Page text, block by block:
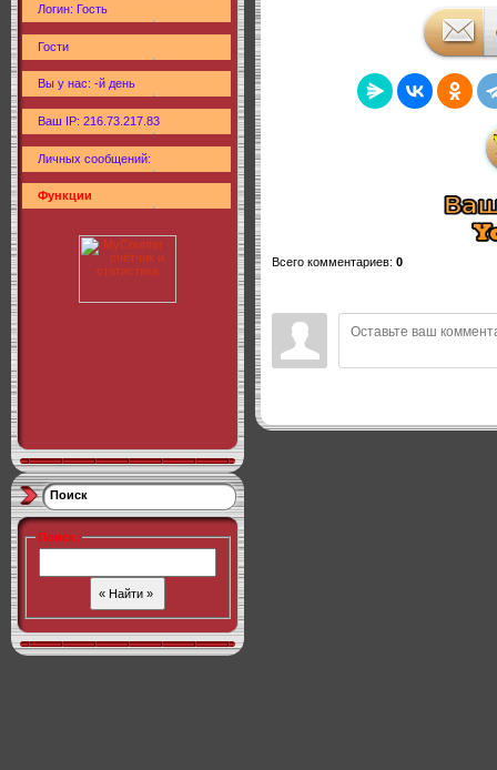
Логин: Гость
Гости
Вы у нас: -й день
Ваш IP: 216.73.217.83
Личных сообщений:
Функции
Поиск
Поиск:
Всего комментариев: 0